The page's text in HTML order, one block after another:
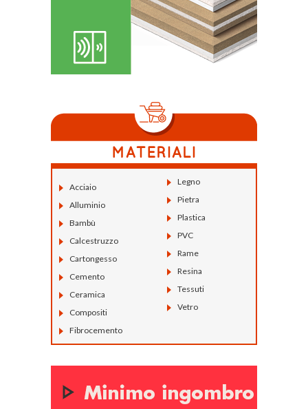
Acciaio
Alluminio
Bambù
Calcestruzzo
Cartongesso
Cemento
Ceramica
Compositi
Fibrocemento
Legno
Pietra
Plastica
PVC
Rame
Resina
Tessuti
Vetro